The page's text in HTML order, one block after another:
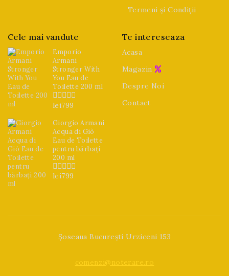
Termeni și Condiții
Cele mai vandute
Emporio
Armani
Stronger With
You Eau de
Toilette 200 ml
0
5
lei799
Giorgio Armani
Acqua di Giò
Eau de Toilette
pentru bărbați
200 ml
0
lei799
Te intereseaza
Acasa
Magazin
Despre Noi
Contact
Șoseaua București Urziceni 153
comenzi@noterare.ro